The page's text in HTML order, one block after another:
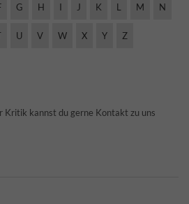
G H I J K L M N
U V W X Y Z
Kritik kannst du gerne Kontakt zu uns